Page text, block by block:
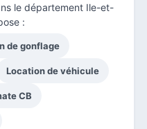
le département Ile-et-
:
de gonflage
Location de véhicule
CB